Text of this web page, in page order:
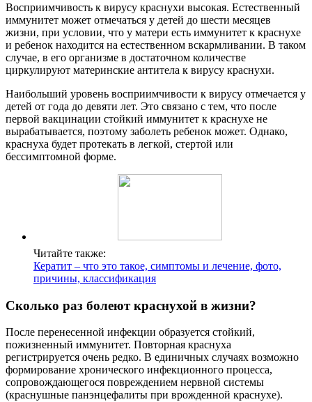
Восприимчивость к вирусу краснухи высокая. Естественный
иммунитет может отмечаться у детей до шести месяцев
жизни, при условии, что у матери есть иммунитет к краснухе
и ребенок находится на естественном вскармливании. В таком
случае, в его организме в достаточном количестве
циркулируют материнские антитела к вирусу краснухи.
Наибольший уровень восприимчивости к вирусу отмечается у
детей от года до девяти лет. Это связано с тем, что после
первой вакцинации стойкий иммунитет к краснухе не
вырабатывается, поэтому заболеть ребенок может. Однако,
краснуха будет протекать в легкой, стертой или
бессимптомной форме.
Читайте также:
Кератит – что это такое, симптомы и лечение, фото,
причины, классификация
Сколько раз болеют краснухой в жизни?
После перенесенной инфекции образуется стойкий,
пожизненный иммунитет. Повторная краснуха
регистрируется очень редко. В единичных случаях возможно
формирование хронического инфекционного процесса,
сопровождающегося повреждением нервной системы
(краснушные панэнцефалиты при врожденной краснухе).